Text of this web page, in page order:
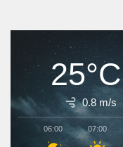
25°C
0.8 m/s
06:00 07:00